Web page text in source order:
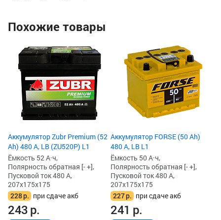
Похожие товары
Аккумулятор Zubr Premium (52
Ah) 480 А, LB (ZU520P) L1
Ёмкость 52 А·ч,
Полярность обратная [- +],
Пусковой ток 480 А,
207x175x175
228р. при сдаче акб
243р.
Аккумулятор FORSE (50 Ah)
480 А, LB L1
Ёмкость 50 А·ч,
Полярность обратная [- +],
Пусковой ток 480 А,
207x175x175
227р. при сдаче акб
241 р.